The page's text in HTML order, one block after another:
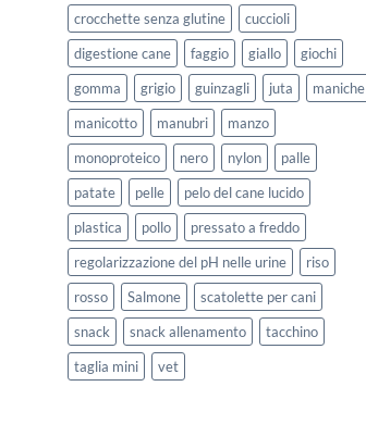
crocchette senza glutine
cuccioli
digestione cane
faggio giallo
giochi
gomma
grigio guinzagli juta
maniche
manicotto
manubri
manzo
monoproteico
nero nylon
palle
patate
pelle
pelo del cane lucido
plastica
pollo
pressato a freddo
regolarizzazione del pH nelle urine
riso
rosso
Salmone
scatolette per cani
snack
snack allenamento
tacchino
taglia mini
vet